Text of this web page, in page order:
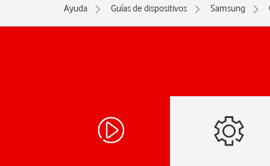
Ayuda Guías de dispositivos Samsung